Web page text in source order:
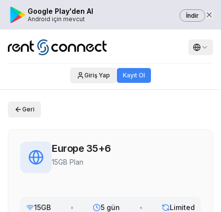
Google Play'den Al
Android için mevcut İndir
Giriş Yap Kayıt Ol
Geri
Europe 35+6
15GB Plan
15GB • 5 gün • Limited